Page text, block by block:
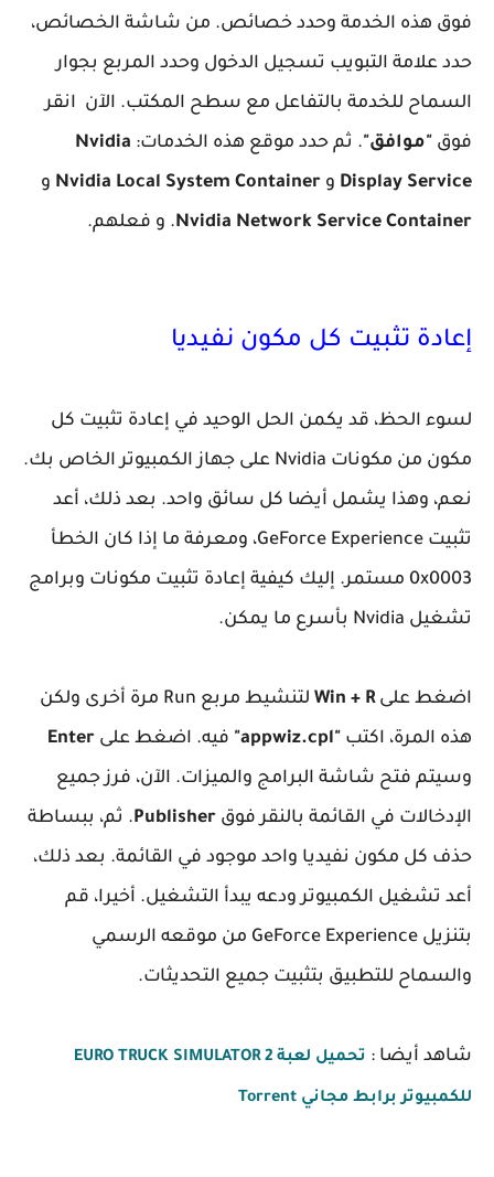
فوق هذه الخدمة وحدد خصائص. من شاشة الخصائص،
حدد علامة التبويب تسجيل الدخول وحدد المربع بجوار
السماح للخدمة بالتفاعل مع سطح المكتب. الآن انقر
فوق "موافق". ثم حدد موقع هذه الخدمات: Nvidia
Display Service و Nvidia Local System Container و
Nvidia Network Service Container. و فعلهم.
إعادة تثبيت كل مكون نفيديا
لسوء الحظ، قد يكمن الحل الوحيد في إعادة تثبيت كل
مكون من مكونات Nvidia على جهاز الكمبيوتر الخاص بك.
نعم، وهذا يشمل أيضا كل سائق واحد. بعد ذلك، أعد
تثبيت GeForce Experience، ومعرفة ما إذا كان الخطأ
0x0003 مستمر. إليك كيفية إعادة تثبيت مكونات وبرامج
تشغيل Nvidia بأسرع ما يمكن.
اضغط علىWin + R
لتنشيط مربع Run مرة أخرى ولكن
هذه المرة، اكتب "appwiz.cpl" فيه. اضغط على Enter
وسيتم فتح شاشة البرامج والميزات. الآن، فرز جميع
الإدخالات في القائمة بالنقر فوق Publisher. ثم، ببساطة
حذف كل مكون نفيديا واحد موجود في القائمة. بعد ذلك،
أعد تشغيل الكمبيوتر ودعه يبدأ التشغيل. أخيرا، قم
بتنزيل GeForce Experience من موقعه الرسمي
والسماح للتطبيق بتثبيت جميع التحديثات.
شاهد أيضا : تحميل لعبة EURO TRUCK SIMULATOR 2
للكمبيوتر برابط مجاني Torrent